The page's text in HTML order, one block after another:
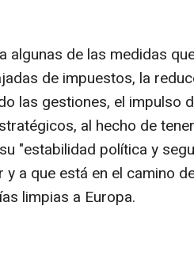
algunas de las medidas
de impuestos, la
las gestiones, el impulso
al hecho de
"estabilidad política y
a que está en el camino
limpias a Europa.